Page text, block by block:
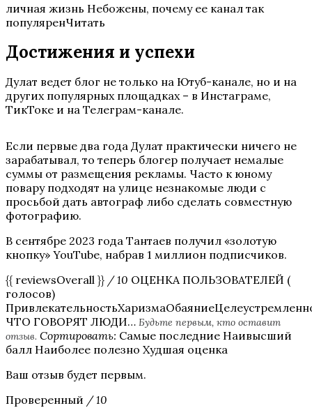
личная жизнь Небожены, почему ее канал так
популяренЧитать
Достижения и успехи
Дулат ведет блог не только на Ютуб-канале, но и на
других популярных площадках – в Инстаграме,
ТикТоке и на Телеграм-канале.
Если первые два года Дулат практически ничего не
зарабатывал, то теперь блогер получает немалые
суммы от размещения рекламы. Часто к юному
повару подходят на улице незнакомые люди с
просьбой дать автограф либо сделать совместную
фотографию.
В сентябре 2023 года Тантаев получил «золотую
кнопку» YouTube, набрав 1 миллион подписчиков.
{{ reviewsOverall }} / 10 ОЦЕНКА ПОЛЬЗОВАТЕЛЕЙ (
голосов)
ЧТО ГОВОРЯТ ЛЮДИ… Будьте первым, кто оставит
отзыв. Сортировать: Самые последние Наивысший
балл Наиболее полезно Худшая оценка
Ваш отзыв будет первым.
Проверенный / 10